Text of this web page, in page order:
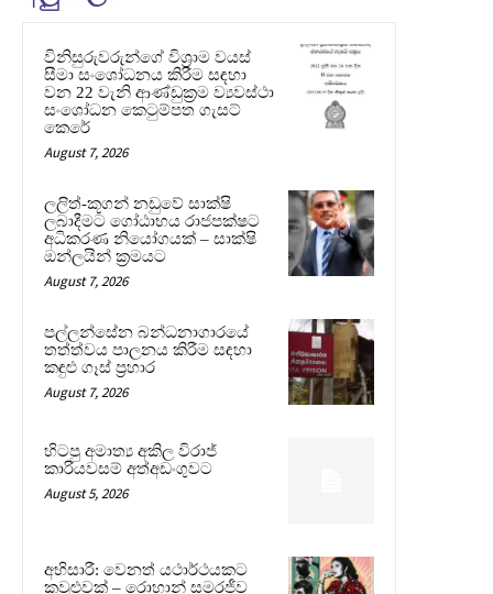
විනිසුරුවරුන්ගේ විශ්‍රාම වයස්
සීමා සංශෝධනය කිරීම සඳහා
වන 22 වැනි ආණ්ඩුක්‍රම ව්‍යවස්ථා
සංශෝධන කෙටුම්පත ගැසට්
කෙරේ
August 7, 2026
ලලිත්-කූගන් නඩුවේ සාක්ෂි
ලබාදීමට ගෝඨාභය රාජපක්ෂට
අධිකරණ නියෝගයක් – සාක්ෂි
ඔන්ලයින් ක්‍රමයට
August 7, 2026
පල්ලන්සේන බන්ධනාගාරයේ
තත්ත්වය පාලනය කිරීම සඳහා
කඳුළු ගෑස් ප්‍රහාර
August 7, 2026
හිටපු අමාත්‍ය අකිල විරාජ්
කාරියවසම් අත්අඩංගුවට
August 5, 2026
අභිසාරී: වෙනත් යථාර්ථයකට
කවුළුවක් – රොහාන් සමරජීව